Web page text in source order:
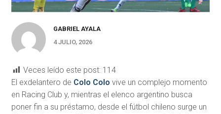
GABRIEL AYALA
4 JULIO, 2026
Veces leído este post: 114
El exdelantero de Colo Colo vive un complejo momento
en Racing Club y, mientras el elenco argentino busca
poner fin a su préstamo, desde el fútbol chileno surge un